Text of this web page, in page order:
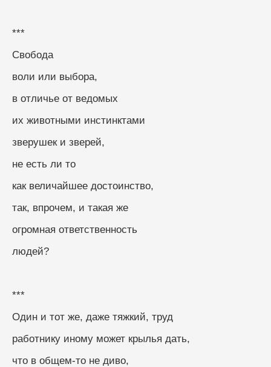
***
Свобода
воли или выбора,
в отличье от ведомых
их животными инстинктами
зверушек и зверей,
не есть ли то
как величайшее достоинство,
так, впрочем, и такая же
огромная ответственность
людей?
***
Один и тот же, даже тяжкий, труд
работнику иному может крылья дать,
что в общем-то не диво,